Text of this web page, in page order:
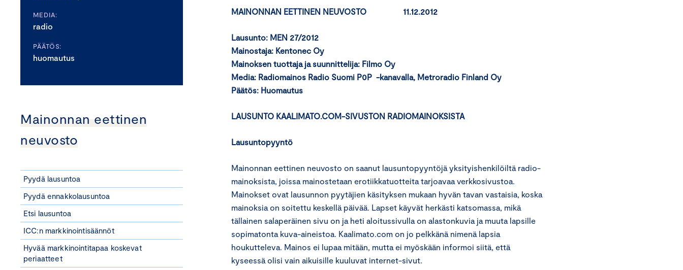
MEDIA:
radio
PÄÄTÖS:
huomautus
Mainonnan eettinen
neuvosto
Pyydä lausuntoa
Pyydä ennakkolausuntoa
Etsi lausuntoa
ICC:n markkinointisäännöt
Hyvää markkinointitapaa koskevat
periaatteet
MAINONNAN EETTINEN NEUVOSTO 11.12.2012
Lausunto: MEN 27/2012
Mainostaja: Kentonec Oy
Mainoksen tuottaja ja suunnittelija: Filmo Oy
Media: Radiomainos Radio Suomi P0P -kanavalla, Metroradio Finland Oy
Päätös: Huomautus
LAUSUNTO KAALIMATO.COM-SIVUSTON RADIOMAINOKSISTA
Lausuntopyyntö
Mainonnan eettinen neuvosto on saanut lausuntopyyntöjä yksityishenkilöiltä radio-
mainoksista, joissa mainostetaan erotiikkatuotteita tarjoavaa verkkosivustoa.
Mainokset ovat lausunnon pyytäjien käsityksen mukaan hyvän tavan vastaisia, koska
mainoksia on soitettu keskellä päivää. Lapset käyvät herkästi katsomassa, mikä
tällainen salaperäinen sivu on ja heti aloitussivulla on alastonkuvia ja muuta lapsille
sopimatonta kuva-aineistoa. Kaalimato.com on jo pelkkänä nimenä lapsia
houkutteleva. Mainos ei lupaa mitään, mutta ei myöskään informoi siitä, että
kyseessä olisi vain aikuisille kuuluvat internet-sivut.